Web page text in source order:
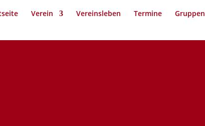
Verein Vereinsleben Termine Gruppen